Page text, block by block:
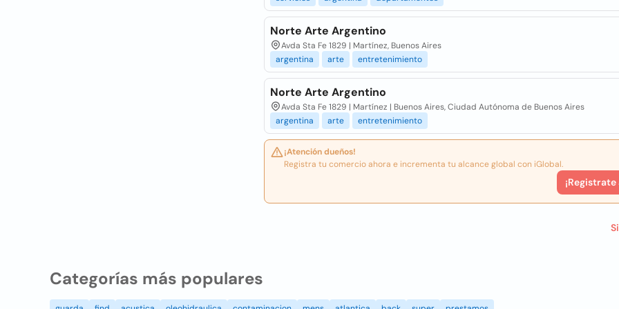
Norte Arte Argentino
Avda Sta Fe 1829 | Martínez, Buenos Aires
argentina
arte entretenimiento
Norte Arte Argentino
Avda Sta Fe 1829 | Martínez | Buenos Aires, Ciudad Autónoma de Buenos Aires
argentina
arte entretenimiento
¡Atención dueños!
Registra tu comercio ahora e incrementa tu alcance global con iGlobal.
¡Registrate
Categorías más populares